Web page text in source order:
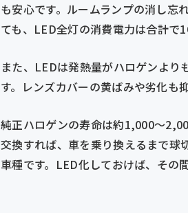
も安心です。ルームランプの消し忘
ても、LED全灯の消費電力は合計で
また、LEDは発熱量がハロゲンより
す。レンズカバーの黄ばみや劣化も
純正ハロゲンの寿命は約1,000〜
交換すれば、車を乗り換えるまで球
車種です。LED化しておけば、その